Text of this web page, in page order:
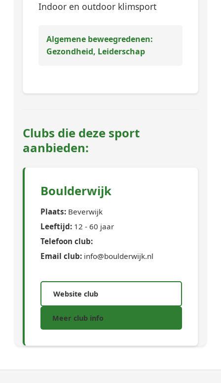
Indoor en outdoor klimsport
Algemene beweegredenen:
Gezondheid, Leiderschap
Clubs die deze sport
aanbieden:
Boulderwijk
Plaats: Beverwijk
Leeftijd: 12 - 60 jaar
Telefoon club:
Email club: info@boulderwijk.nl
Website club
Meer club info